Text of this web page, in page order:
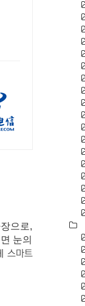
으로,
눈의
스마트